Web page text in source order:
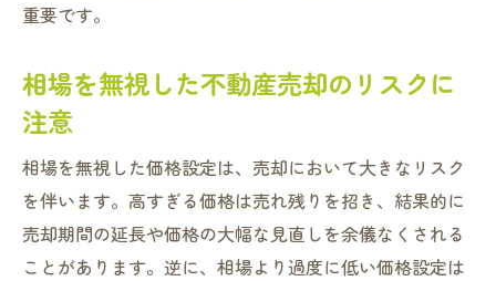
重要です。
相場を無視した不動産売却のリスクに
注意
相場を無視した価格設定は、売却において大きなリスク
を伴います。高すぎる価格は売れ残りを招き、結果的に
売却期間の延長や価格の大幅な見直しを余儀なくされる
ことがあります。逆に、相場より過度に低い価格設定は